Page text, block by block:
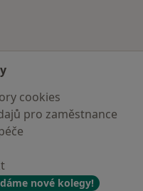
cookies
pro zaměstnance
nové kolegy!